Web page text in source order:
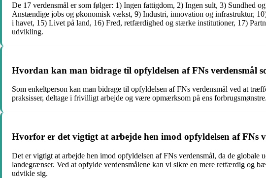
De 17 verdensmål er som følger: 1) Ingen fattigdom, 2) Ingen sult, 3) Sundhed
Anstændige jobs og økonomisk vækst, 9) Industri, innovation og infrastruktur,
i havet, 15) Livet på land, 16) Fred, retfærdighed og stærke institutioner, 17)
udvikling.
Hvordan kan man bidrage til opfyldelsen af FNs verdensmål
Som enkeltperson kan man bidrage til opfyldelsen af FNs verdensmål ved at
praksisser, deltage i frivilligt arbejde og være opmærksom på ens
Hvorfor er det vigtigt at arbejde hen imod opfyldelsen af FNs
Det er vigtigt at arbejde hen imod opfyldelsen af FNs verdensmål, da de
landegrænser. Ved at opfylde verdensmålene kan vi sikre en mere retfærdig og
udvikle sig.